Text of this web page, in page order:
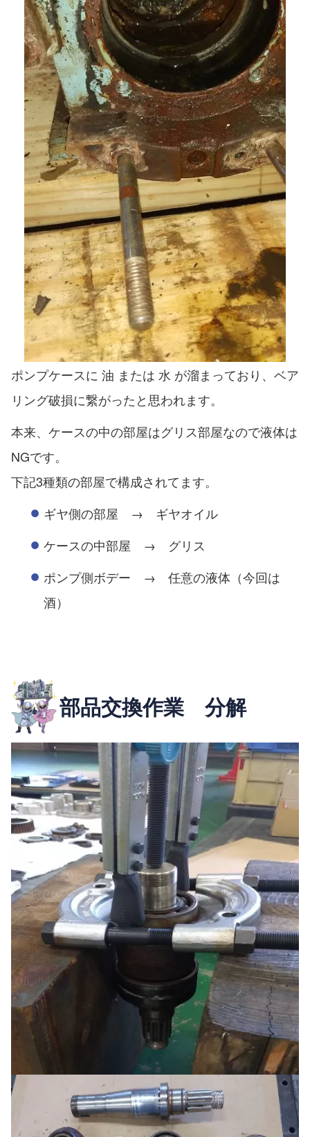
ポンプケースに 油 または 水 が溜まっており、ベア
リング破損に繋がったと思われます。
本来、ケースの中の部屋はグリス部屋なので液体は
NGです。
下記3種類の部屋で構成されてます。
ギヤ側の部屋 → ギヤオイル
ケースの中部屋 → グリス
ポンプ側ボデー → 任意の液体（今回は
酒）
部品交換作業 分解